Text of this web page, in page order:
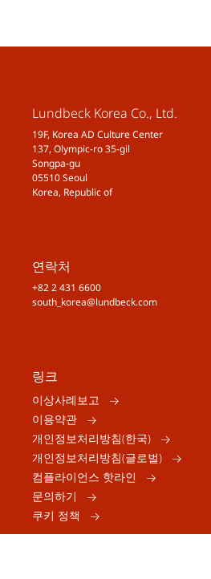
Lundbeck Korea Co., Ltd.
19F, Korea AD Culture Center
137, Olympic-ro 35-gil
Songpa-gu
05510 Seoul
Korea, Republic of
연락처
+82 2 431 6600
south_korea@lundbeck.com
링크
이상사례보고
이용약관
개인정보처리방침(한국)
개인정보처리방침(글로벌)
컴플라이언스 핫라인
문의하기
쿠키 정책